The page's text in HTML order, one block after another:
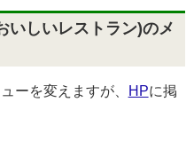
いしいレストラン)のメ
ーを変えますが、 HPに掲